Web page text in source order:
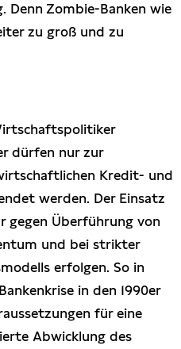
Denn Zombie-Banken wie
zu groß und zu
dürfen nur zur
Kredit- und
werden. Der Einsatz
gegen Überführung von
und bei strikter
erfolgen. So in
in den 1990er
für eine
Abwicklung des